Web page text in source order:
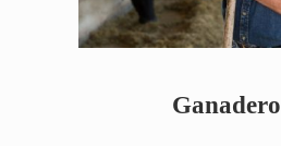
Ganadero